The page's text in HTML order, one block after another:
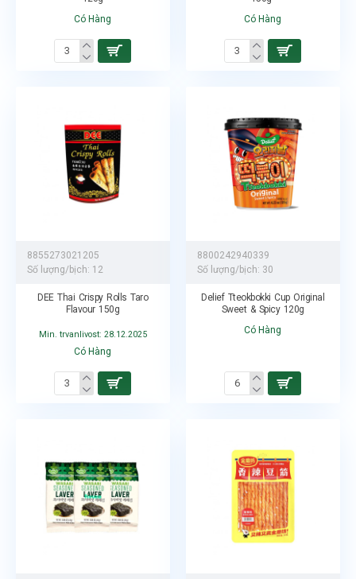
Có Hàng
Có Hàng
8855273021205
Số lượng/bịch: 12
DEE Thai Crispy Rolls Taro
Flavour 150g
Min. trvanlivost: 28.12.2025
Có Hàng
8800242940339
Số lượng/bịch: 30
Delief Tteokbokki Cup Original
Sweet & Spicy 120g
Có Hàng